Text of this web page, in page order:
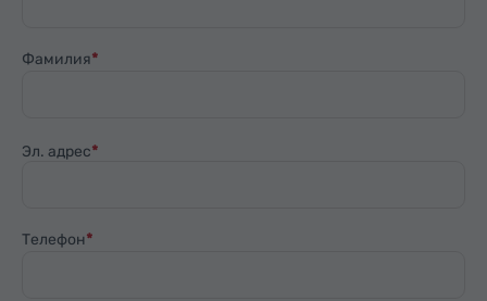
Фамилия
Эл. адрес
Телефон